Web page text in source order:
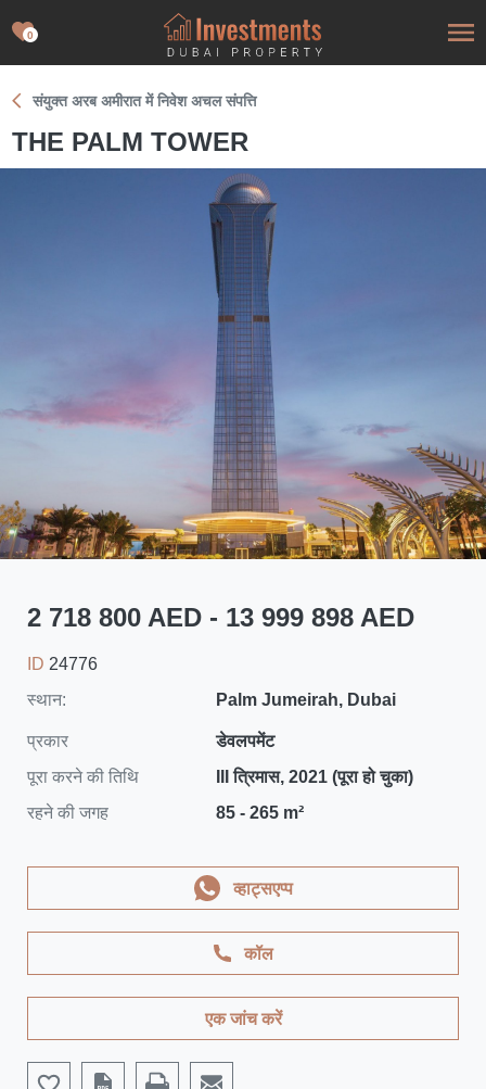
0
संयुक्त अरब अमीरात में निवेश अचल संपत्ति
THE PALM TOWER
2 718 800 AED - 13 999 898 AED
ID 24776
स्थान:
Palm Jumeirah, Dubai
प्रकार
डेवलपमेंट
पूरा करने की तिथि
III त्रिमास, 2021 (पूरा हो चुका)
रहने की जगह
85 - 265 m²
कॉल
व्हाट्सएप्प
एक जांच करें